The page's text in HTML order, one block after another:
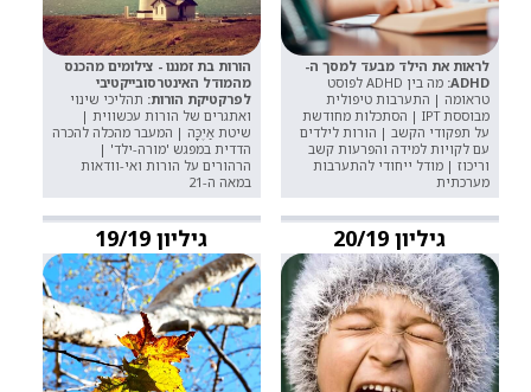
לראות את הילד מבעד למסך ה-
ADHD:
מה בין ADHD לפוסט
טראומה | התערבות טיפולית
מבוססת IPT | הסתכלות מחודשת
על תפקודי הקשב | הורות לילדים
עם לקויות למידה והפרעות קשב
וריכוז | מודל ייחודי להתערבות
מערכתית
הורות בת זמננו - צילומים מהכנס
מהמודל האינטרסובייקטיבי
לפרקטיקת הורות: תהליכי שינוי
ואתגרים של הורות עכשווית |
שיטת אַיֶּכָּה | המעבר מהכלה להכרה
הדדית במפגש 'מורה-ילד' |
הרהורים על הורות ואי-וודאות
במאה ה-21
גיליון 20/19 גיליון 19/19